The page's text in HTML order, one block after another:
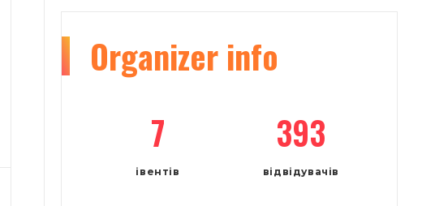
Organizer info
7
івентів
393
відвідувачів